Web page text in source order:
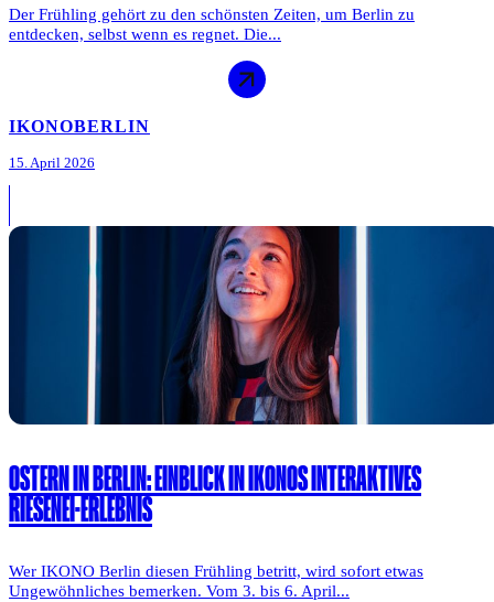
Der Frühling gehört zu den schönsten Zeiten, um Berlin zu
entdecken, selbst wenn es regnet. Die...
IKONOBERLIN
15. April 2026
OSTERN IN BERLIN: EINBLICK IN IKONOS INTERAKTIVES
RIESENEI-ERLEBNIS
Wer IKONO Berlin diesen Frühling betritt, wird sofort etwas
Ungewöhnliches bemerken. Vom 3. bis 6. April...